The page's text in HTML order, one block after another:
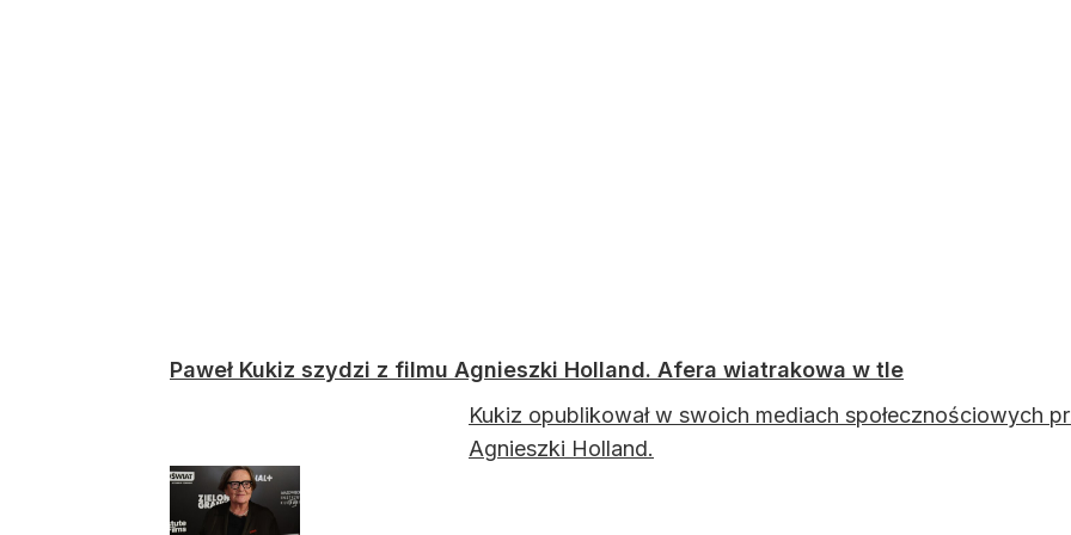
Paweł Kukiz szydzi z filmu Agnieszki Holland. Afera wiatrakowa w tle
Kukiz opublikował w swoich mediach społecznościowych
Agnieszki Holland.